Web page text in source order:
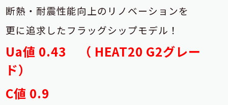
断熱・耐震性能向上のリノベーションを
更に追求したフラッグシップモデル！
Ua値 0.43 （ HEAT20 G2グレー
ド）
C値 0.9